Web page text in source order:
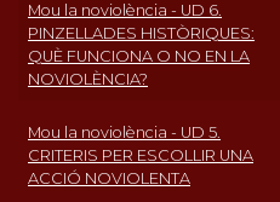
Mou la noviolència - UD 6.
PINZELLADES HISTÒRIQUES:
QUÈ FUNCIONA O NO EN LA
NOVIOLÈNCIA?
Mou la noviolència - UD 5.
CRITERIS PER ESCOLLIR UNA
ACCIÓ NOVIOLENTA